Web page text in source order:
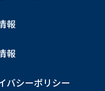
報
報
バシーポリシー